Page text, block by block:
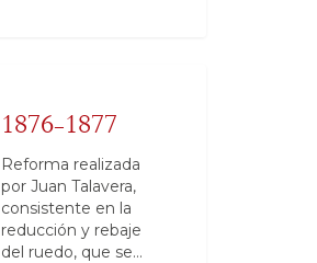
1876-1877
Reforma realizada
por Juan Talavera,
consistente en la
reducción y rebaje
del ruedo, que se…